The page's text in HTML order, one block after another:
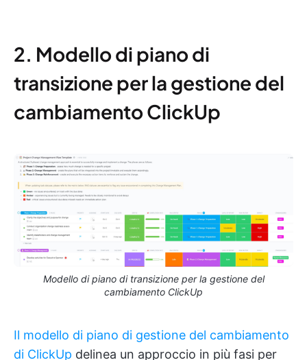
2. Modello di piano di
transizione per la gestione del
cambiamento ClickUp
Modello di piano di transizione per la gestione del
cambiamento ClickUp
Il modello di piano di gestione del cambiamento
di ClickUp delinea un approccio in più fasi per